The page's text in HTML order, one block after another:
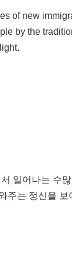
of new
by the
일어나는 수
는 정신을